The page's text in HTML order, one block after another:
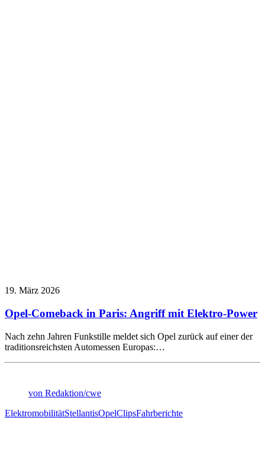
19. März 2026
Opel-Comeback in Paris: Angriff mit Elektro-Power
Nach zehn Jahren Funkstille meldet sich Opel zurück auf einer der
traditionsreichsten Automessen Europas:…
von Redaktion/cwe
ElektromobilitätStellantisOpelClipsFahrberichte